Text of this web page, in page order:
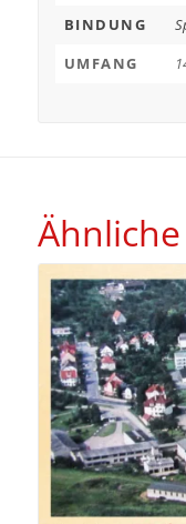
BINDUNG
UMFANG